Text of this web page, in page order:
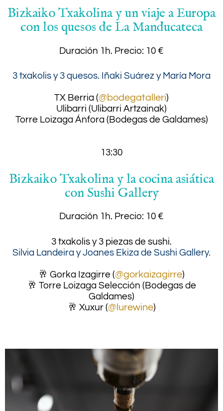
Bizkaiko Txakolina y un viaje a Europa
con los quesos de La Manducateca
Duración 1h. Precio: 10 €
3 txakolis y 3 quesos. Iñaki Suárez y María Mora
TX Berria (@bodegatalleri)
Ulibarri (Ulibarri Artzainak)
Torre Loizaga Ánfora (Bodegas de Galdames)
13:30
Bizkaiko Txakolina y la cocina asiática
con Sushi Gallery
Duración 1h. Precio: 10 €
3 txakolis y 3 piezas de sushi.
Silvia Landeira y Joanes Ekiza de Sushi Gallery.
🥂 Gorka Izagirre (@gorkaizagirre)
🥂 Torre Loizaga Selección (Bodegas de
Galdames)
🥂 Xuxur (@lurewine)